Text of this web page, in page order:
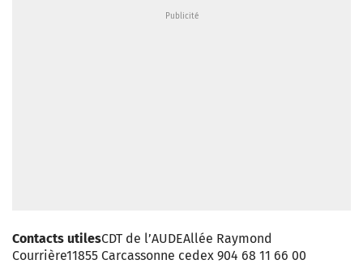
Contacts utilesCDT de l’AUDEAllée Raymond
Courrière11855 Carcassonne cedex 904 68 11 66 00